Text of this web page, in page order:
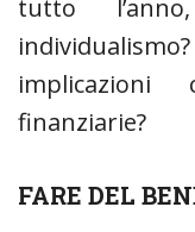
tutto
finanziarie?
FARE DEL